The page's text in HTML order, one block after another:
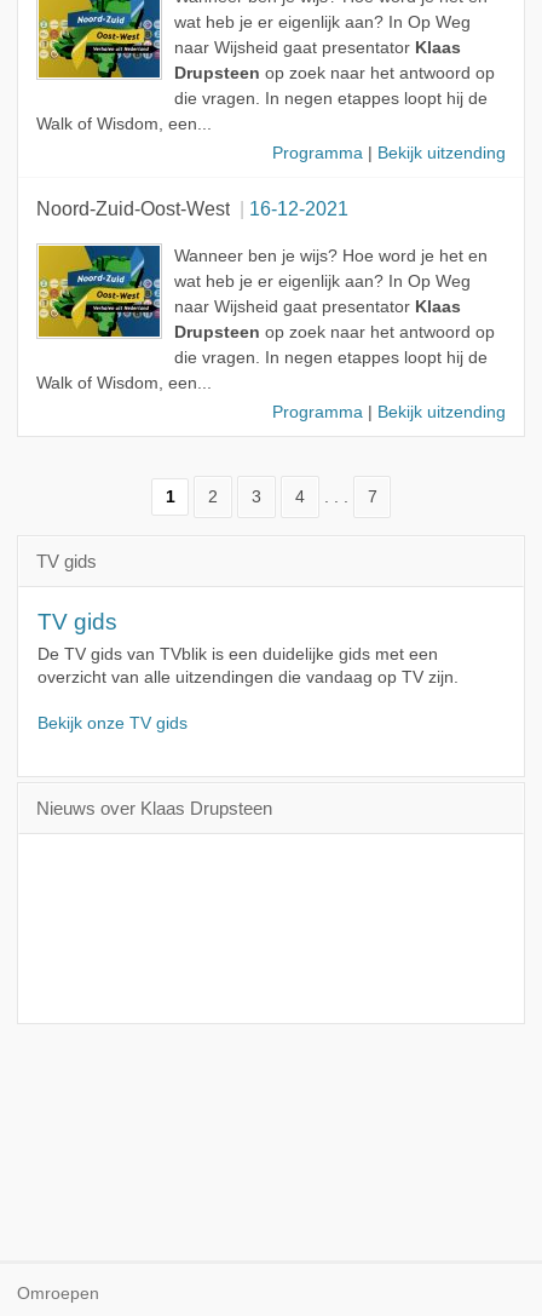
wat heb je er eigenlijk aan? In Op Weg
naar Wijsheid gaat presentator Klaas
Drupsteen op zoek naar het antwoord op
die vragen. In negen etappes loopt hij de
Walk of Wisdom, een...
Programma
Bekijk uitzending
Noord-Zuid-Oost-West 16-12-2021
Wanneer ben je wijs? Hoe word je het en
wat heb je er eigenlijk aan? In Op Weg
naar Wijsheid gaat presentator Klaas
Drupsteen op zoek naar het antwoord op
die vragen. In negen etappes loopt hij de
Walk of Wisdom, een...
Programma
Bekijk uitzending
1 2 3 4 . . . 7
TV gids
TV gids
De TV gids van TVblik is een duidelijke gids met een
overzicht van alle uitzendingen die vandaag op TV zijn.
Bekijk onze TV gids
Nieuws over Klaas Drupsteen
Omroepen